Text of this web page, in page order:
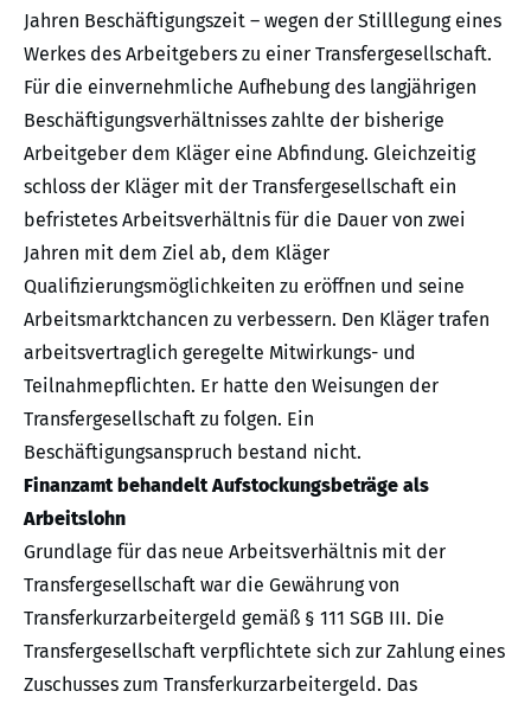
Jahren Beschäftigungszeit – wegen der Stilllegung eines
Werkes des Arbeitgebers zu einer Transfergesellschaft.
Für die einvernehmliche Aufhebung des langjährigen
Beschäftigungsverhältnisses zahlte der bisherige
Arbeitgeber dem Kläger eine Abfindung. Gleichzeitig
schloss der Kläger mit der Transfergesellschaft ein
befristetes Arbeitsverhältnis für die Dauer von zwei
Jahren mit dem Ziel ab, dem Kläger
Qualifizierungsmöglichkeiten zu eröffnen und seine
Arbeitsmarktchancen zu verbessern. Den Kläger trafen
arbeitsvertraglich geregelte Mitwirkungs- und
Teilnahmepflichten. Er hatte den Weisungen der
Transfergesellschaft zu folgen. Ein
Beschäftigungsanspruch bestand nicht.
Finanzamt behandelt Aufstockungsbeträge als
Arbeitslohn
Grundlage für das neue Arbeitsverhältnis mit der
Transfergesellschaft war die Gewährung von
Transferkurzarbeitergeld gemäß § 111 SGB III. Die
Transfergesellschaft verpflichtete sich zur Zahlung eines
Zuschusses zum Transferkurzarbeitergeld. Das